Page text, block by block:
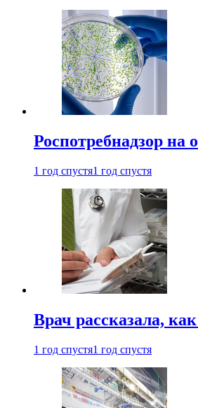
Роспотребнадзор на
1 год спустя1 год спустя
Врач рассказала,
1 год спустя1 год спустя